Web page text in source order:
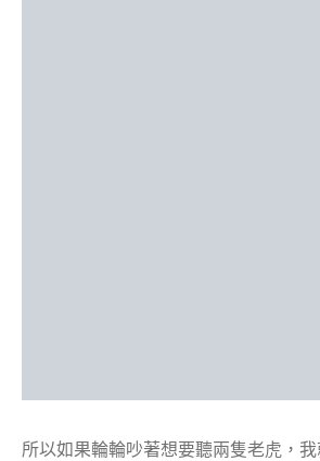
所以如果輪輪吵著想要聽兩隻老虎，